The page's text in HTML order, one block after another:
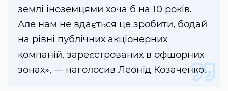
землі іноземцями хоча б на 10 років.
Але нам не вдається це зробити, бодай
на рівні публічних акціонерних
компаній, зареєстрованих в офшорних
зонах», — наголосив Леонід Козаченко.